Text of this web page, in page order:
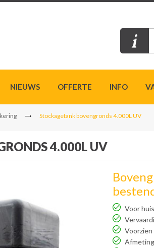
NIEUWS OFFERTE INFO
Stockagetank bovengronds 4.000L UV
4.000L UV
Voor